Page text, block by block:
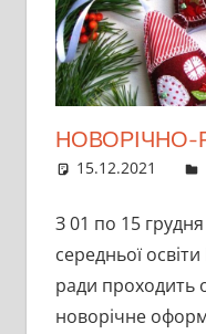
НОВОРІЧНО-
15.12.2021
З 01 по 15
середньої освіти
ради проходить
новорічне